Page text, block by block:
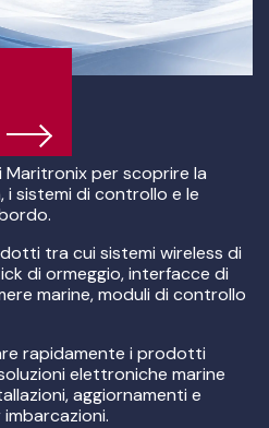
per scoprire la
sistemi di controllo e le
tra cui sistemi wireless di
di ormeggio, interfacce di
marine, moduli di controllo
rapidamente i prodotti
elettroniche marine
aggiornamenti e